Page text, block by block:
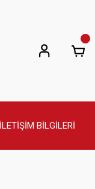
İLETİŞİM BİLGİLERİ